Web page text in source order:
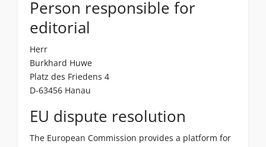
Person responsible for
editorial
Herr
Burkhard Huwe
Platz des Friedens 4
D-63456 Hanau
EU dispute resolution
The European Commission provides a platform for